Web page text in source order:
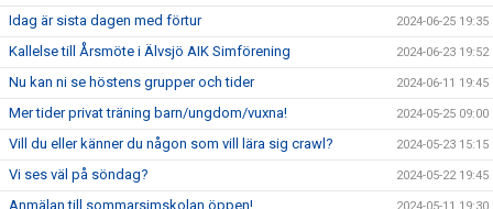
Idag är sista dagen med förtur 2024-06-25 19:35
Kallelse till Årsmöte i Älvsjö AIK Simförening 2024-06-23 19:52
Nu kan ni se höstens grupper och tider 2024-06-11 19:45
Mer tider privat träning barn/ungdom/vuxna! 2024-05-25 09:00
Vill du eller känner du någon som vill lära sig crawl? 2024-05-23 15:15
Vi ses väl på söndag? 2024-05-22 19:45
Anmälan till sommarsimskolan öppen!